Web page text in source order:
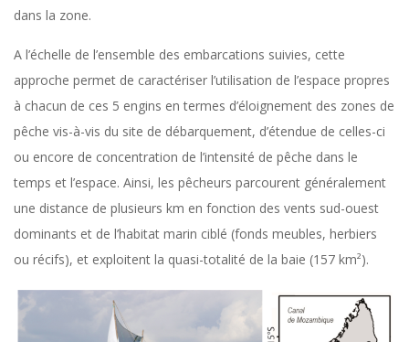
dans la zone.
A l’échelle de l’ensemble des embarcations suivies, cette
approche permet de caractériser l’utilisation de l’espace propres
à chacun de ces 5 engins en termes d’éloignement des zones de
pêche vis-à-vis du site de débarquement, d’étendue de celles-ci
ou encore de concentration de l’intensité de pêche dans le
temps et l’espace. Ainsi, les pêcheurs parcourent généralement
une distance de plusieurs km en fonction des vents sud-ouest
dominants et de l’habitat marin ciblé (fonds meubles, herbiers
ou récifs), et exploitent la quasi-totalité de la baie (157 km²).